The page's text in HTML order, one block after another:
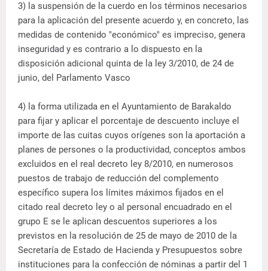
3) la suspensión de la cuerdo en los términos necesarios
para la aplicación del presente acuerdo y, en concreto, las
medidas de contenido "económico" es impreciso, genera
inseguridad y es contrario a lo dispuesto en la
disposición adicional quinta de la ley 3/2010, de 24 de
junio, del Parlamento Vasco
4) la forma utilizada en el Ayuntamiento de Barakaldo
para fijar y aplicar el porcentaje de descuento incluye el
importe de las cuitas cuyos orígenes son la aportación a
planes de persones o la productividad, conceptos ambos
excluidos en el real decreto ley 8/2010, en numerosos
puestos de trabajo de reducción del complemento
específico supera los límites máximos fijados en el
citado real decreto ley o al personal encuadrado en el
grupo E se le aplican descuentos superiores a los
previstos en la resolución de 25 de mayo de 2010 de la
Secretaría de Estado de Hacienda y Presupuestos sobre
instituciones para la confección de nóminas a partir del 1